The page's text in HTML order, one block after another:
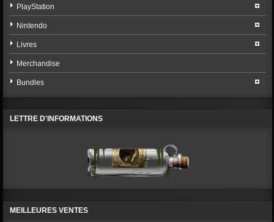
PlayStation
Nintendo
Livres
Merchandise
Bundles
LETTRE D'INFORMATIONS
MEILLEURES VENTES